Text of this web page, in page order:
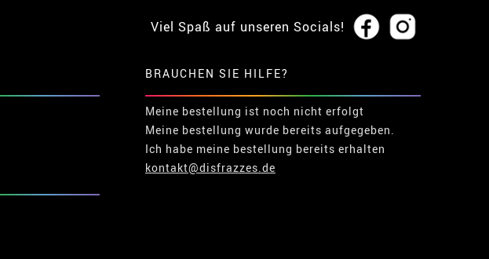
Viel Spaß auf unseren Socials!
BRAUCHEN SIE HILFE?
Meine bestellung ist noch nicht erfolgt
Meine bestellung wurde bereits aufgegeben.
Ich habe meine bestellung bereits erhalten
kontakt@disfrazzes.de